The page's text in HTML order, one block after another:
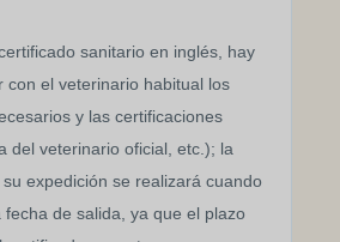
sanitario en inglés, hay
con el veterinario habitual los
y las certificaciones
del veterinario oficial, etc.); la
expedición se realizará cuando
fecha de salida, ya que el plazo